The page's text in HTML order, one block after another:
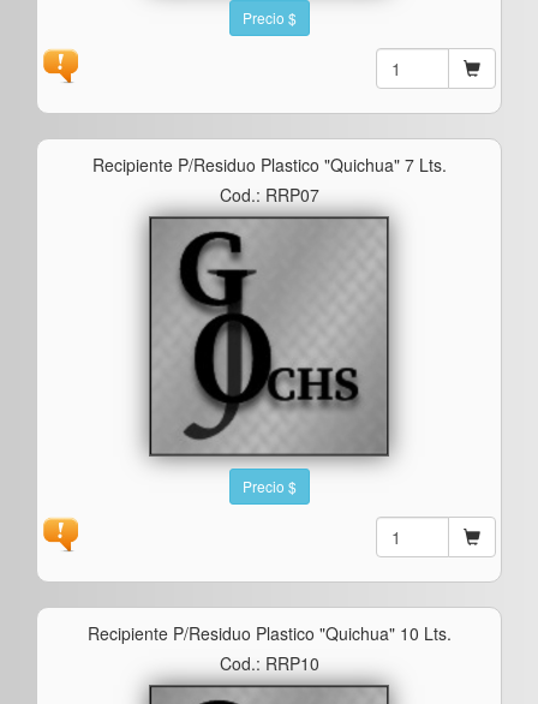
Precio $
Recipiente P/residuo Plastico "quichua" 7 Lts.
Cod.: RRP07
Precio $
Recipiente P/residuo Plastico "quichua" 10 Lts.
Cod.: RRP10